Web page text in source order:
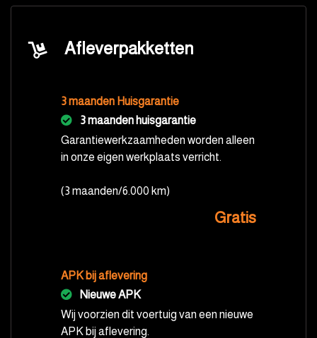
Afleverpakketten
3 maanden Huisgarantie
3 maanden huisgarantie
Garantiewerkzaamheden worden alleen
in onze eigen werkplaats verricht.
(3 maanden/6.000 km)
Gratis
APK bij aflevering
Nieuwe APK
Wij voorzien dit voertuig van een nieuwe
APK bij aflevering.